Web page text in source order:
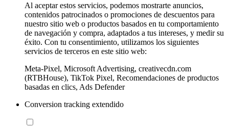
Al aceptar estos servicios, podemos mostrarte anuncios,
contenidos patrocinados o promociones de descuentos para
nuestro sitio web o productos basados en tu comportamiento
de navegación y compra, adaptados a tus intereses, y medir su
éxito. Con tu consentimiento, utilizamos los siguientes
servicios de terceros en este sitio web:
Meta-Pixel, Microsoft Advertising, creativecdn.com
(RTBHouse), TikTok Pixel, Recomendaciones de productos
basadas en clics, Ads Defender
Conversion tracking extendido